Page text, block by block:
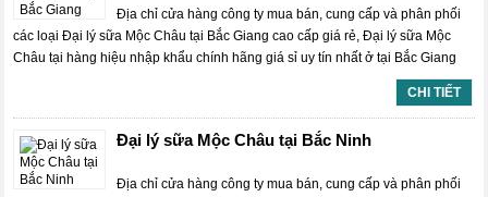
Địa chỉ cửa hàng công ty mua bán, cung cấp và phân phối
các loại Đại lý sữa Mộc Châu tại Bắc Giang cao cấp giá rẻ, Đại lý sữa Mộc
Châu tại hàng hiệu nhập khẩu chính hãng giá sỉ uy tín nhất ở tại Bắc Giang
CHI TIẾT
Đại lý sữa Mộc Châu tại Bắc Ninh
Địa chỉ cửa hàng công ty mua bán, cung cấp và phân phối